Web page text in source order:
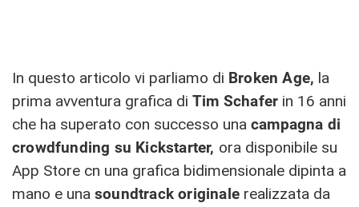
In questo articolo vi parliamo di Broken Age, la
prima avventura grafica di Tim Schafer in 16 anni
che ha superato con successo una campagna di
crowdfunding su Kickstarter, ora disponibile su
App Store cn una grafica bidimensionale dipinta a
mano e una soundtrack originale realizzata da